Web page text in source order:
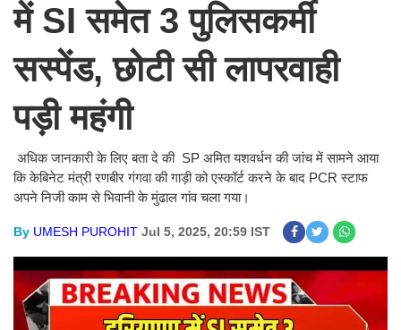
में SI समेत 3 पुलिसकर्मी
सस्पेंड, छोटी सी लापरवाही
पड़ी महंगी
अधिक जानकारी के लिए बता दे की SP अमित यशवर्धन की जांच में सामने आया
कि केबिनेट मंत्री रणबीर गंगवा की गाड़ी को एस्कॉर्ट करने के बाद PCR स्टाफ
अपने निजी काम से भिवानी के मुंढाल गांव चला गया।
By UMESH PUROHIT Jul 5, 2025, 20:59 IST